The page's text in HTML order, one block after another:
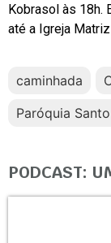
Kobrasol às 18h.
até a Igreja
caminhada
Paróquia
PODCAST: